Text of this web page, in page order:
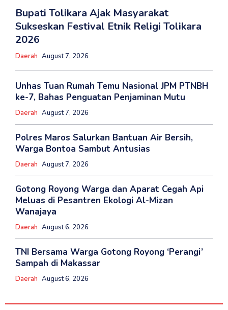
Bupati Tolikara Ajak Masyarakat
Sukseskan Festival Etnik Religi Tolikara
2026
Daerah August 7, 2026
Unhas Tuan Rumah Temu Nasional JPM PTNBH
ke-7, Bahas Penguatan Penjaminan Mutu
Daerah August 7, 2026
Polres Maros Salurkan Bantuan Air Bersih,
Warga Bontoa Sambut Antusias
Daerah August 7, 2026
Gotong Royong Warga dan Aparat Cegah Api
Meluas di Pesantren Ekologi Al-Mizan
Wanajaya
Daerah August 6, 2026
TNI Bersama Warga Gotong Royong ‘Perangi’
Sampah di Makassar
Daerah August 6, 2026